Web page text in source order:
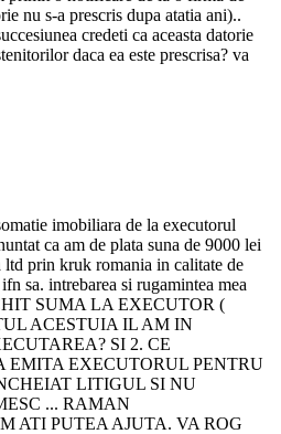
nu s-a prescris dupa atatia ani)..
credeti ca aceasta datorie
daca ea este prescrisa? va
imobiliara de la executorul
ca am de plata suna de 9000 lei
ltd prin kruk romania in calitate de
sa. intrebarea si rugamintea mea
SUMA LA EXECUTOR (
ACESTUIA IL AM IN
SI 2. CE
EMITA EXECUTORUL PENTRU
LITIGUL SI NU
... RAMAN
ATI PUTEA AJUTA. VA ROG